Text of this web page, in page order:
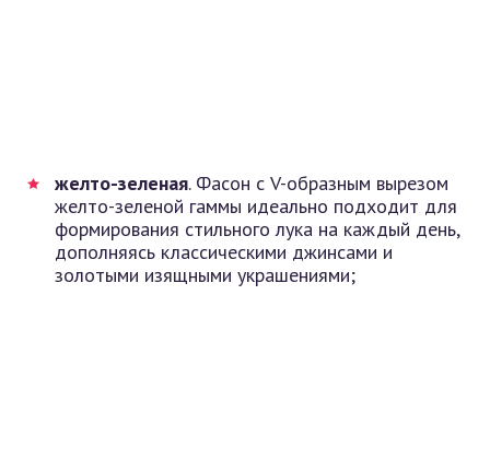
желто-зеленая. Фасон с V-образным вырезом
желто-зеленой гаммы идеально подходит для
формирования стильного лука на каждый день,
дополняясь классическими джинсами и
золотыми изящными украшениями;